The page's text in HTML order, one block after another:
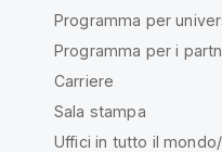
Programma per
Programma per i
Carriere
Sala stampa
Uffici in tutto il